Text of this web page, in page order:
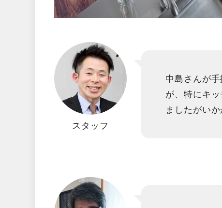
スタッフ
中島さんが
が、特にキ
ましたがい